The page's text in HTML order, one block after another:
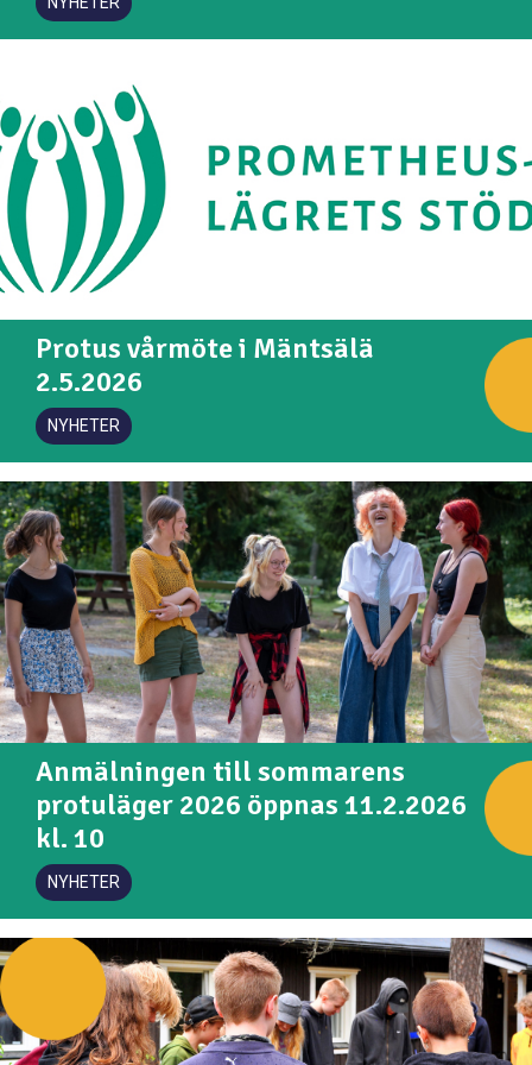
Protus vårmöte i Mäntsälä
2.5.2026
NYHETER
Anmälningen till sommarens
protuläger 2026 öppnas 11.2.2026
kl. 10
NYHETER